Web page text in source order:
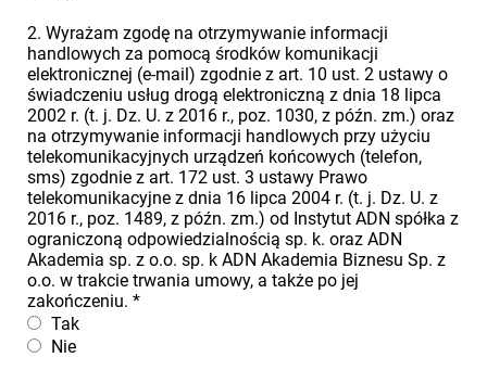
2. Wyrażam zgodę na otrzymywanie informacji
handlowych za pomocą środków komunikacji
elektronicznej (e-mail) zgodnie z art. 10 ust. 2 ustawy o
świadczeniu usług drogą elektroniczną z dnia 18 lipca
2002 r. (t. j. Dz. U. z 2016 r., poz. 1030, z późn. zm.) oraz
na otrzymywanie informacji handlowych przy użyciu
telekomunikacyjnych urządzeń końcowych (telefon,
sms) zgodnie z art. 172 ust. 3 ustawy Prawo
telekomunikacyjne z dnia 16 lipca 2004 r. (t. j. Dz. U. z
2016 r., poz. 1489, z późn. zm.) od Instytut ADN spółka z
ograniczoną odpowiedzialnością sp. k. oraz ADN
Akademia sp. z o.o. sp. k ADN Akademia Biznesu Sp. z
o.o. w trakcie trwania umowy, a także po jej
zakończeniu. *
Tak
Nie